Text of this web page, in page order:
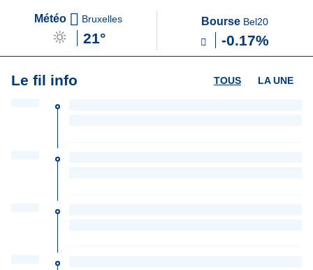
Météo Bruxelles
21°
Bourse Bel20
-0.17%
Le fil info LA UNE
TOUS